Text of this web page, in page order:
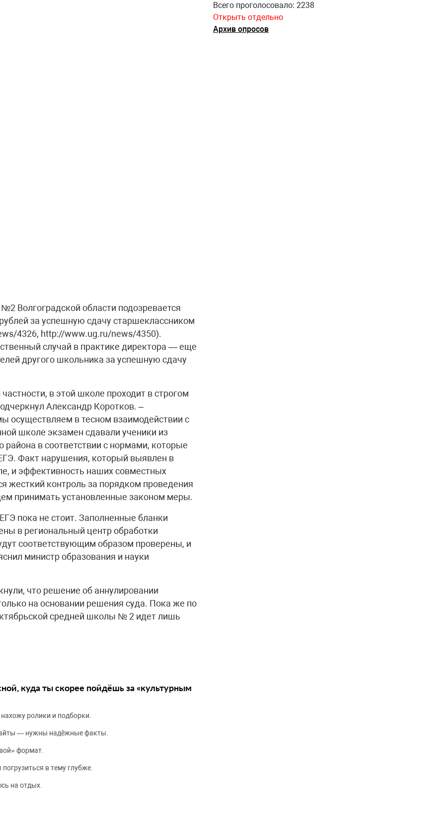
Волгоградской области подозревается
за успешную сдачу старшеклассником
4326, http://www.ug.ru/news/4350).
случай в практике директора — еще
другого школьника за успешную сдачу
в этой школе проходит в строгом
Александр Коротков. –
осуществляем в тесном взаимодействии с
школе экзамен сдавали ученики из
в соответствии с нормами, которые
Факт нарушения, который выявлен в
и эффективность наших совместных
жесткий контроль за порядком проведения
принимать установленные законом меры.
пока не стоит. Заполненные бланки
в региональный центр обработки
соответствующим образом проверены, и
министр образования и науки
что решение об аннулировании
на основании решения суда. Пока же по
средней школы № 2 идет лишь
куда ты скорее пойдёшь за «культурным
ролики и подборки.
— нужны надёжные факты.
формат.
в тему глубже.
на отдых.
Всего проголосовало: 2238
Открыть отдельно
Архив опросов